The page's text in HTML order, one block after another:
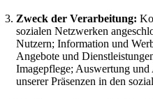
Zweck der Verarbeitung:
sozialen Netzwerken
Nutzern; Information und
Angebote und
Imagepflege; Auswertung
unserer Präsenzen in den